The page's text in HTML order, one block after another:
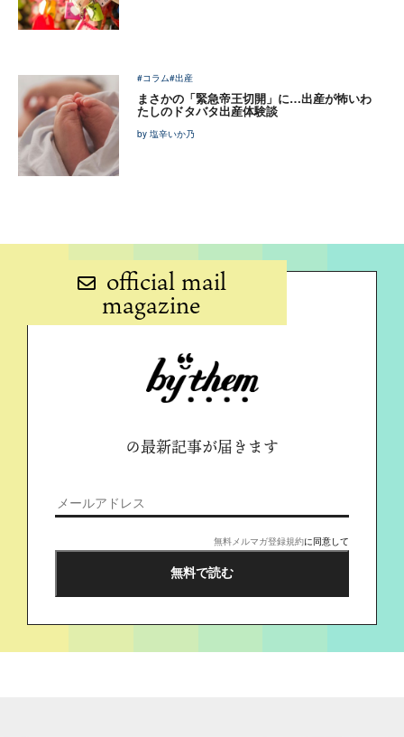
#コラム#出産
まさかの「緊急帝王切開」に…出産が怖いわ
たしのドタバタ出産体験談
by 塩辛いか乃
official mail
magazine
の最新記事が届きます
無料メルマガ登録規約に同意して